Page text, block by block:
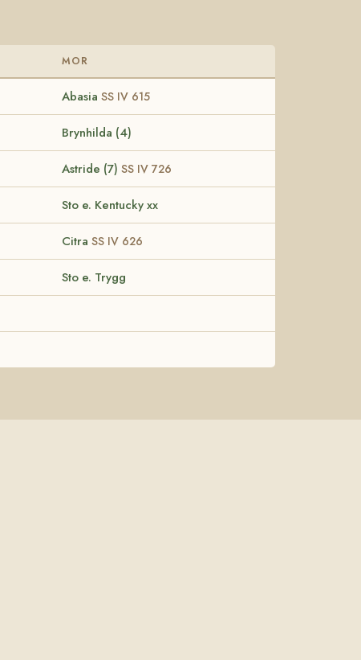
MOR
Abasia SS IV 615
Brynhilda (4)
Astride (7) SS IV 726
Sto e. Kentucky xx
Citra SS IV 626
Sto e. Trygg